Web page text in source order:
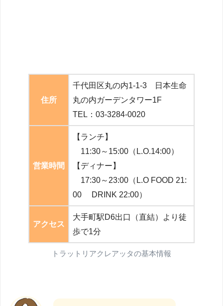
住所
千代田区丸の内1-1-3 日本生命
丸の内ガーデンタワー1F
TEL：03-3284-0020
営業時間
【ランチ】
11:30～15:00（L.O.14:00）
【ディナー】
17:30～23:00（L.O FOOD 21:
00 DRINK 22:00）
アクセス
大手町駅D6出口（直結）より徒
歩で1分
トラットリアクレアッタの基本情報